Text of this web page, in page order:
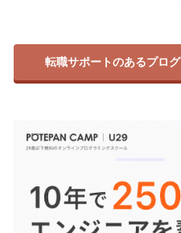
転職サポートのあるプロ